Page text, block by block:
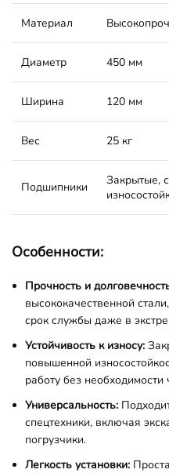
Материал
Диаметр 450 мм
Ширина 120 мм
Вес 25 кг
Подшипники
Закрытые,
Особенности:
Прочность и
высококачественной
срок службы даже в
Устойчивость к износу:
повышенной
работу без
Универсальность:
спецтехники, включая
погрузчики.
Легкость установки: